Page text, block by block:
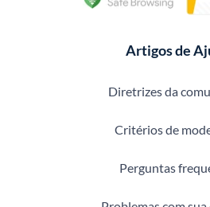
Artigos de
Diretrizes da
Critérios de
Perguntas